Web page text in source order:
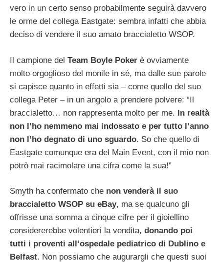
vero in un certo senso probabilmente seguirà davvero
le orme del collega Eastgate: sembra infatti che abbia
deciso di vendere il suo amato braccialetto WSOP.
Il campione del Team Boyle Poker è ovviamente
molto orgoglioso del monile in sè, ma dalle sue parole
si capisce quanto in effetti sia – come quello del suo
collega Peter – in un angolo a prendere polvere: “Il
braccialetto… non rappresenta molto per me. In realtà
non l’ho nemmeno mai indossato e per tutto l’anno
non l’ho degnato di uno sguardo. So che quello di
Eastgate comunque era del Main Event, con il mio non
potrò mai racimolare una cifra come la sua!”
Smyth ha confermato che non venderà il suo
braccialetto WSOP su eBay, ma se qualcuno gli
offrisse una somma a cinque cifre per il gioiellino
considererebbe volentieri la vendita, donando poi
tutti i proventi all’ospedale pediatrico di Dublino e
Belfast. Non possiamo che augurargli che questi suoi